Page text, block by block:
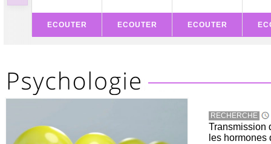
ECOUTER ECOUTER ECOUTER
RECHERCHE
Transmission
les hormones